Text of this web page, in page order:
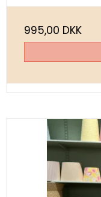
995,00 DKK